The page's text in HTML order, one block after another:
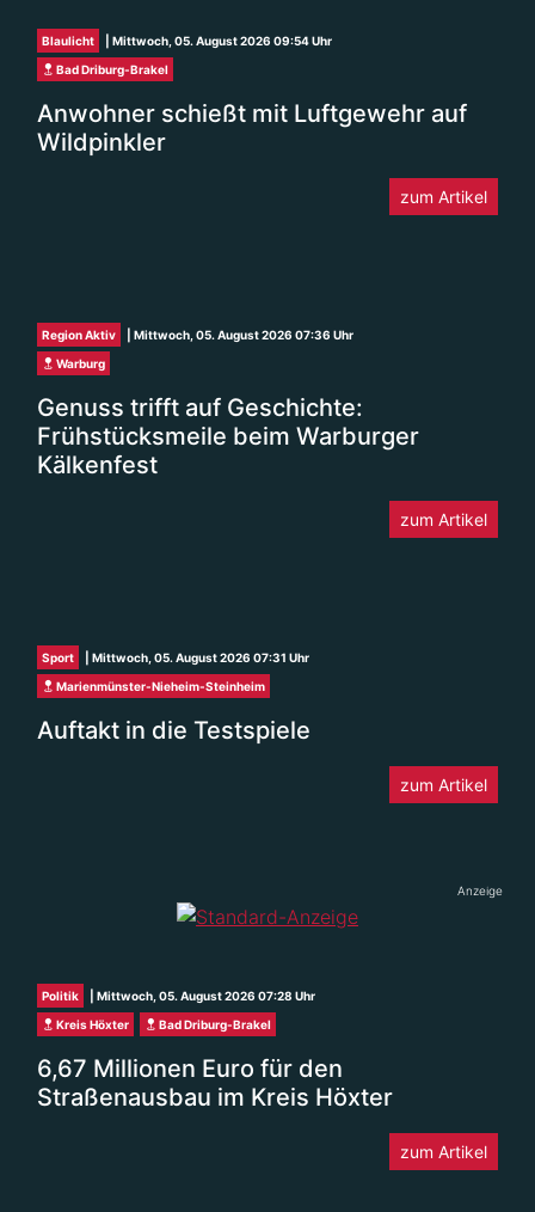
Blaulicht
| Mittwoch, 05. August 2026 09:54 Uhr
Bad Driburg-Brakel
Anwohner schießt mit Luftgewehr auf
Wildpinkler
zum Artikel
Region Aktiv
| Mittwoch, 05. August 2026 07:36 Uhr
Warburg
Genuss trifft auf Geschichte:
Frühstücksmeile beim Warburger
Kälkenfest
zum Artikel
Sport
| Mittwoch, 05. August 2026 07:31 Uhr
Marienmünster-Nieheim-Steinheim
Auftakt in die Testspiele
zum Artikel
Anzeige
Politik
| Mittwoch, 05. August 2026 07:28 Uhr
Kreis Höxter
Bad Driburg-Brakel
6,67 Millionen Euro für den
Straßenausbau im Kreis Höxter
zum Artikel